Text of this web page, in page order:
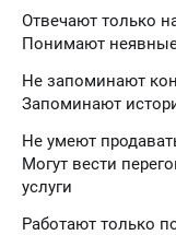
Отвечают только
Понимают
Не запоминают
Запоминают
Не умеют
Могут вести
услуги
Работают только